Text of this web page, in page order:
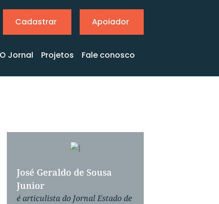
Cadastrar Apoiador
O Jornal Projetos Fale conosco
José Geraldo de Sousa
Junior
é articulista do Jornal Estado de